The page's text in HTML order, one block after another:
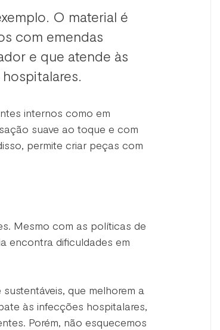
O material é
com emendas
e que atende às
internos como em
suave ao toque e com
permite criar peças com
Mesmo com as políticas de
encontra dificuldades em
que melhorem a
às infecções hospitalares,
Porém, não esquecemos